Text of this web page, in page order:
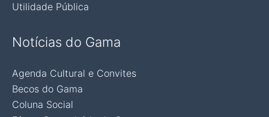
Utilidade Pública
Notícias do Gama
Agenda Cultural e Convites
Becos do Gama
Coluna Social